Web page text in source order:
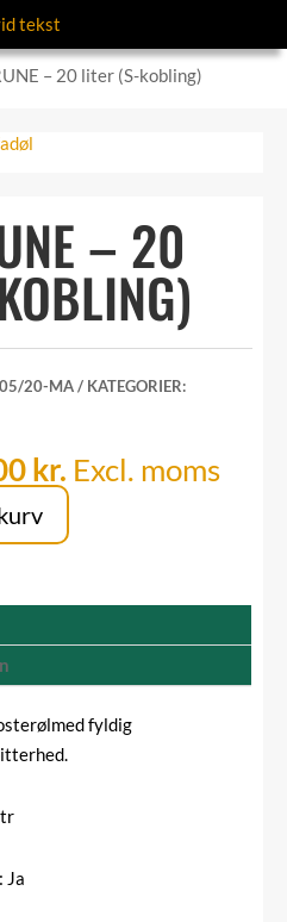
– 20 liter (S-kobling)
– 20
20-MA
KATEGORIER:
kr..
kr.Den
aktuelle
pris
Excl. moms
fyldig
Ja